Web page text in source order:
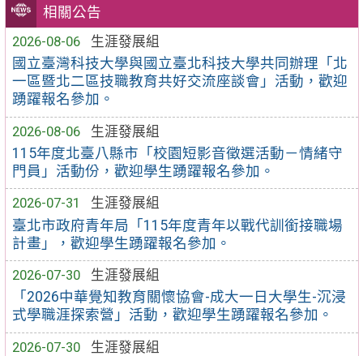
相關公告
2026-08-06
生涯發展組
國立臺灣科技大學與國立臺北科技大學共同辦理「北
一區暨北二區技職教育共好交流座談會」活動，歡迎
踴躍報名參加。
2026-08-06
生涯發展組
115年度北臺八縣市「校園短影音徵選活動－情緒守
門員」活動份，歡迎學生踴躍報名參加。
2026-07-31
生涯發展組
臺北市政府青年局「115年度青年以戰代訓銜接職場
計畫」，歡迎學生踴躍報名參加。
2026-07-30
生涯發展組
「2026中華覺知教育關懷協會-成大一日大學生-沉浸
式學職涯探索營」活動，歡迎學生踴躍報名參加。
2026-07-30
生涯發展組